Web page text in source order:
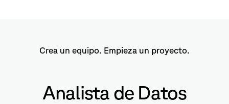
Crea un equipo. Empieza un proyecto.
Analista de Datos